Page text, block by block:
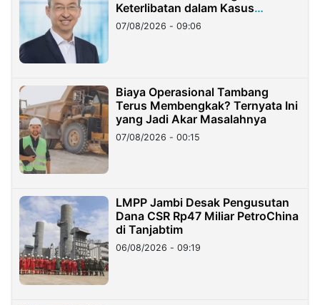
Keterlibatan dalam Kasus
Hilangnya Dana Nasabah Rp2,58
Miliar
07/08/2026 - 09:06
Biaya Operasional Tambang
Terus Membengkak? Ternyata Ini
yang Jadi Akar Masalahnya
07/08/2026 - 00:15
LMPP Jambi Desak Pengusutan
Dana CSR Rp47 Miliar PetroChina
di Tanjabtim
06/08/2026 - 09:19